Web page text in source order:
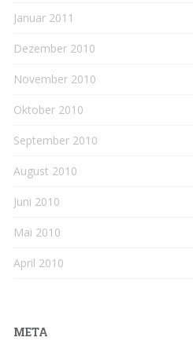
Januar 2011
Dezember 2010
November 2010
Oktober 2010
September 2010
August 2010
Juni 2010
Mai 2010
April 2010
META